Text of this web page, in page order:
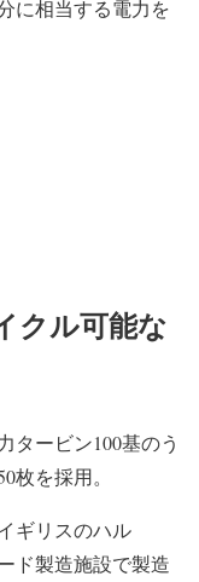
に相当する電力を
クル可能な
タービン100基のう
枚を採用。
ギリスのハル
ド製造施設で製造